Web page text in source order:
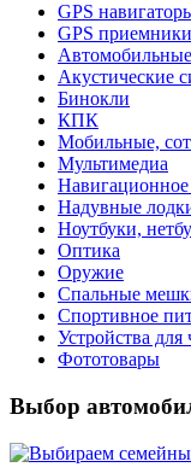
GPS
GPS приемники
Акустические
Бинокли
КПК
Мобильные,
Мультимедиа
Навигационное
Надувные
Ноутбуки,
Оптика
Оружие
Спальные
Спортивное
Устройства
Фототовары
Выбор